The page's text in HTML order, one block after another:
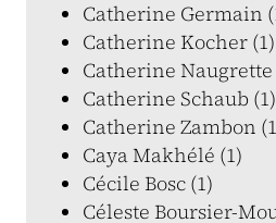
Catherine Germain
Catherine Kocher (1)
Catherine Naugrette
Catherine Schaub (1)
Catherine Zambon
Caya Makhélé (1)
Cécile Bosc (1)
Céleste Boursier-